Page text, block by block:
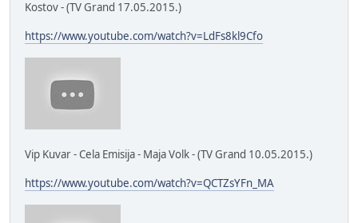
Kostov - (TV Grand 17.05.2015.)
https://www.youtube.com/watch?v=LdFs8kl9Cfo
Vip Kuvar - Cela Emisija - Maja Volk - (TV Grand 10.05.2015.)
https://www.youtube.com/watch?v=QCTZsYFn_MA